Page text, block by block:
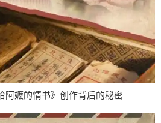
阿嬷的情书》创作背后的秘密